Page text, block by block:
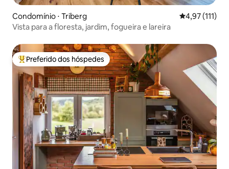
Condomínio ⋅ Triberg 4,97 de uma
4,97 (111)
Vista para a floresta, jardim, fogueira e lareira
Entre os melhores preferidos dos hóspedes
Preferido dos hóspedes